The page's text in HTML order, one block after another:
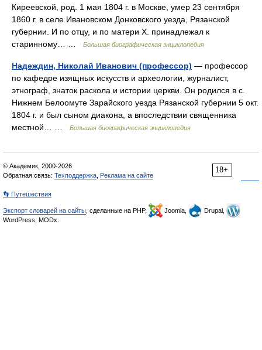
Киреевской, род. 1 мая 1804 г. в Москве, умер 23 сентября
1860 г. в селе Ивановском Донковского уезда, Рязанской
губернии. И по отцу, и по матери Х. принадлежал к
старинному… …
Большая биографическая энциклопедия
Надеждин, Николай Иванович (профессор) — профессор
по кафедре изящных искусств и археологии, журналист,
этнограф, знаток раскола и истории церкви. Он родился в с.
Нижнем Белоомуте Зарайского уезда Рязанской губернии 5 окт.
1804 г. и был сыном диакона, а впоследствии священника
местной… …
Большая биографическая энциклопедия
18+
© Академик, 2000-2026
Обратная связь: Техподдержка Реклама на сайте
👣 Путешествия
Экспорт словарей на сайты , сделанные на PHP, Joomla,
Drupal,
WordPress, MODx.